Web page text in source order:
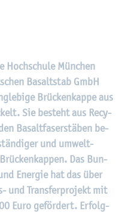
Hoch­schu­le Mün­chen
Ba­salt­stab GmbH
Brü­cken­kap­pe aus
Sie be­steht aus Re­cy­
Ba­salt­fa­ser­stä­ben be­
und um­welt­
Das Bun­
En­er­gie hat das über
und Trans­fer­pro­jekt mit
Euro ge­för­dert. Er­folg­
Fach­hoch­schu­le Kiel